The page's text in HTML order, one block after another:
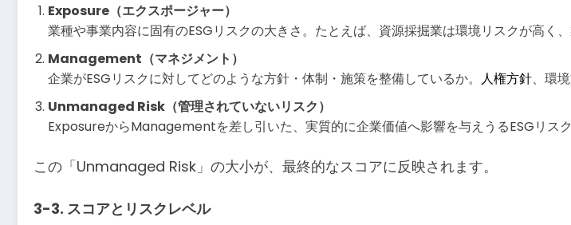
Exposure（エクスポージャー）
業種や事業内容に固有のESGリスクの大きさ。たとえば、資源採掘業は環境リスクが高く
Management（マネジメント）
企業がESGリスクに対してどのような方針・体制・施策を整備しているか。 人権方針、環
Unmanaged Risk（管理されていないリスク）
ExposureからManagementを差し引いた、実質的に企業価値へ影響を与えうるESGリスク
この「Unmanaged Risk」の大小が、最終的なスコアに反映されます。
3-3. スコアとリスクレベル